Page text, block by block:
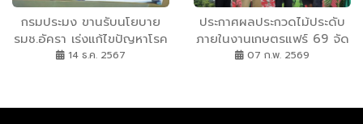
กรมประมง ขานรับนโยบาย
รมช.อัครา เร่งแก้ไขปัญหาโรค
ระบาดกุ้งทะเล เตรียมเสนอค
14 ธ.ค. 2567
ประกาศผลประกวดไม้ประดับ
ภายในงานเกษตรแฟร์ 69 จัด
โดยคณะเกษตรมก. ร่วมกับ
07 ก.พ. 2569